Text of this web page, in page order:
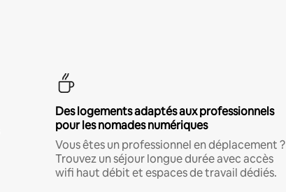
Des logements adaptés aux professionnels
pour les nomades numériques
Vous êtes un professionnel en déplacement ?
Trouvez un séjour longue durée avec accès
wifi haut débit et espaces de travail dédiés.